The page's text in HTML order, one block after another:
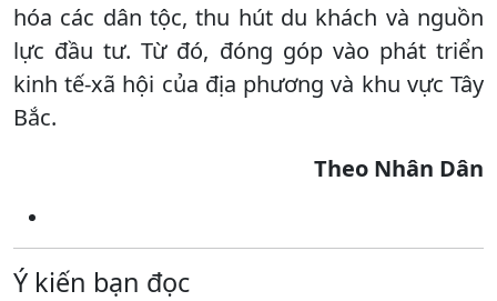
hóa các dân tộc, thu hút du khách và nguồn
lực đầu tư. Từ đó, đóng góp vào phát triển
kinh tế-xã hội của địa phương và khu vực Tây
Bắc.
Theo Nhân Dân
Ý kiến bạn đọc